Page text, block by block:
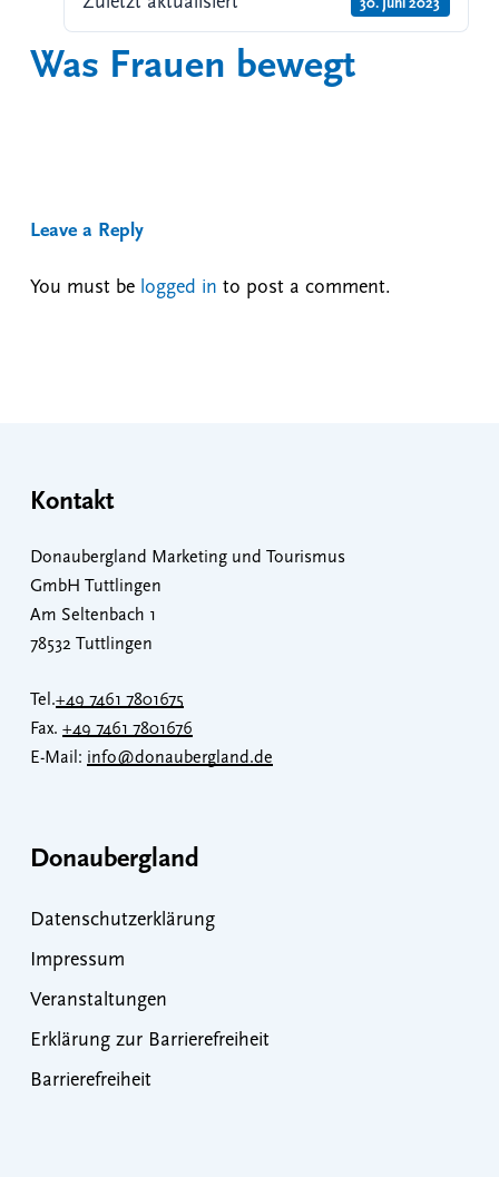
30. Juni 2023
Was Frauen bewegt
Leave a Reply
You must be logged in to post a comment.
Kontakt
Donaubergland Marketing und Tourismus
GmbH Tuttlingen
Am Seltenbach 1
78532 Tuttlingen
Tel.+49 7461 7801675
Fax. +49 7461 7801676
E-Mail: info@donaubergland.de
Donaubergland
Datenschutzerklärung
Impressum
Veranstaltungen
Erklärung zur Barrierefreiheit
Barrierefreiheit